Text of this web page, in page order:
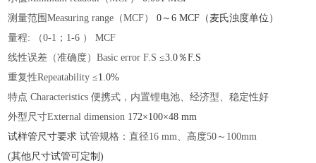
测量范围Measuring range（MCF）
0～6 MCF（麦氏浊度单位）
量程: （0-1；1-6 ） MCF
线性误差（准确度）Basic error F.S ≤3.0％F.S
重复性Repeatability ≤1.0%
特点 Characteristics 便携式，内置锂电池、经济型、稳定性好
外型尺寸External dimension 172×100×48 mm
试样管尺寸要求 试管规格：直径16 mm、高度50～100mm
(其他尺寸试管可定制)